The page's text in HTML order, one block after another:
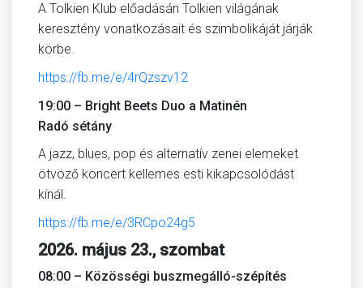
A Tolkien Klub előadásán Tolkien világának
keresztény vonatkozásait és szimbolikáját járják
körbe.
https://fb.me/e/4rQzszv12
19:00 – Bright Beets Duo a Matinén
Radó sétány
A jazz, blues, pop és alternatív zenei elemeket
ötvöző koncert kellemes esti kikapcsolódást
kínál.
https://fb.me/e/3RCpo24g5
2026. május 23., szombat
08:00 – Közösségi buszmegálló-szépítés